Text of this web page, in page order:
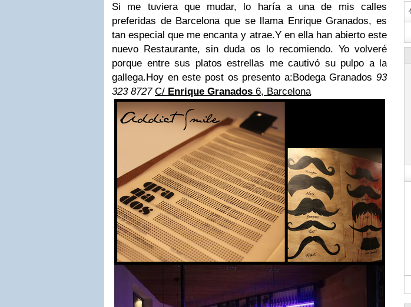
Si me tuviera que mudar, lo haría a una de mis calles
preferidas de Barcelona que se llama Enrique Granados, es
tan especial que me encanta y atrae.Y en ella han abierto este
nuevo Restaurante, sin duda os lo recomiendo. Yo volveré
porque entre sus platos estrellas me cautivó su pulpo a la
gallega.Hoy en este post os presento a:Bodega Granados 93
323 8727 C/ Enrique Granados 6, Barcelona